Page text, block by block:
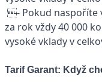
- Pokud naspoříte
za rok vždy 40 000
vysoké vklady v
Tarif Garant: Když